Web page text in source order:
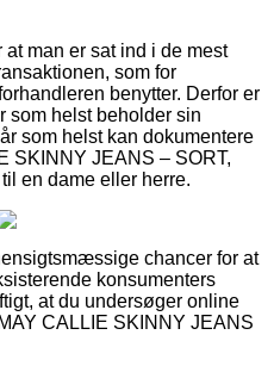
man er sat ind i de mest
som for
benytter. Derfor er
som helst beholder sin
som helst kan dokumentere
SKINNY JEANS – SORT,
en dame eller herre.
chancer for at
konsumenters
at du undersøger online
CALLIE SKINNY JEANS